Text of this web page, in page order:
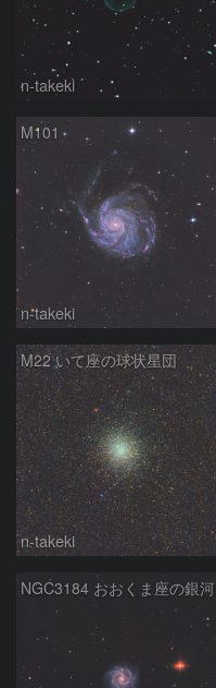
n-takeki
M101
n-takeki
M22 いて座の球状星団
n-takeki
NGC3184 おおくま座の銀河